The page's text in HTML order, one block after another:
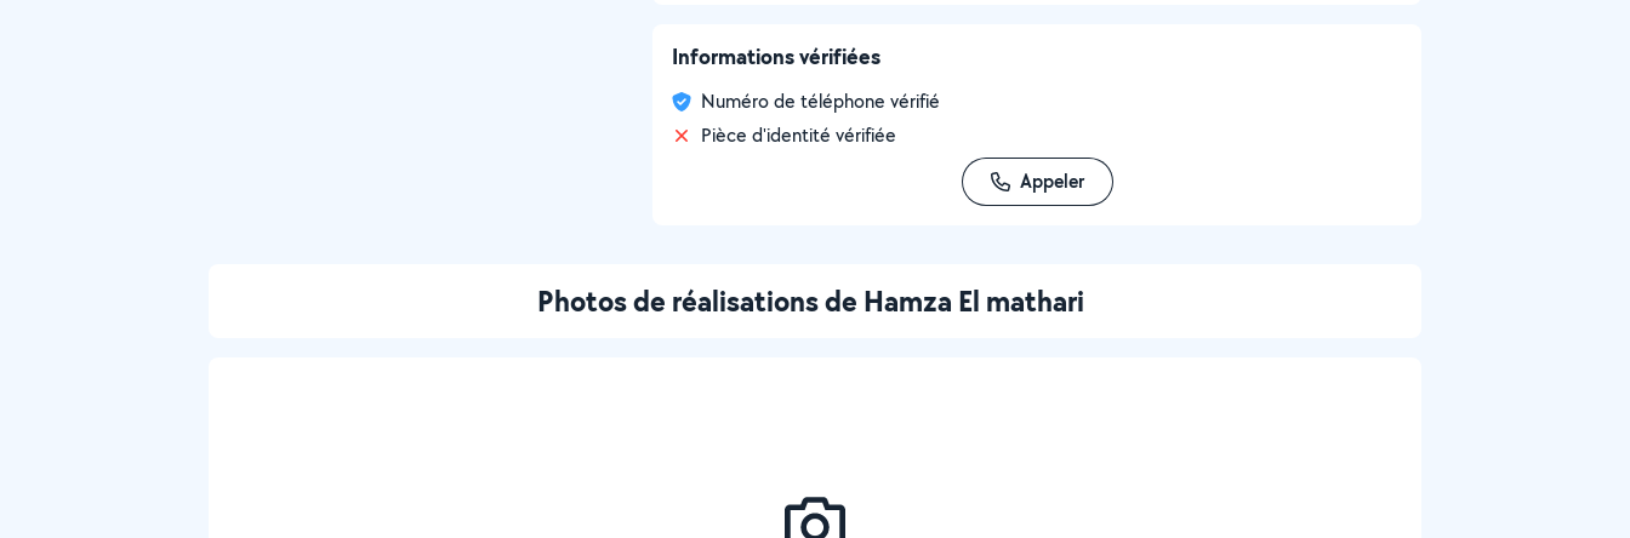
Informations vérifiées
Numéro de téléphone vérifié
Pièce d'identité vérifiée
Appeler
Photos de réalisations de Hamza El mathari